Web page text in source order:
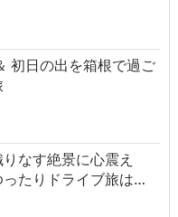
初日の出を箱根で過ご
なす絶景に心震え
ったりドライブ旅は…